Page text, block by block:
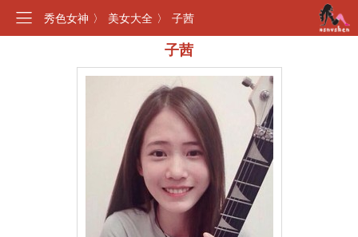
秀色女神 〉 美女大全 〉 子茜
子茜